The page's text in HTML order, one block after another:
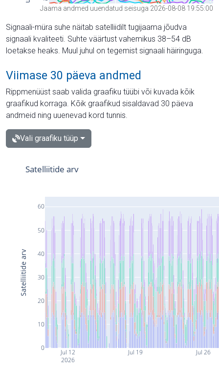
Jaama andmed uuendatud seisuga 2026-08-08 19:55:00
Signaali-müra suhe näitab satelliidilt tugijaama jõudva
signaali kvaliteeti. Suhte väärtust vahemikus 38–54 dB
loetakse heaks. Muul juhul on tegemist signaali häiringuga.
Viimase 30 päeva andmed
Rippmenüüst saab valida graafiku tüübi või kuvada kõik
graafikud korraga. Kõik graafikud sisaldavad 30 päeva
andmeid ning uuenevad kord tunnis.
Vali graafiku tüüp
Jul 12
2026
Jul 19 Jul 26
0
10
20
30
40
50
60
Satelliitide arv
Satelliitide arv